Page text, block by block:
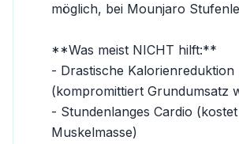
möglich, bei Mounjaro
**Was meist NICHT hilft:**
- Drastische Kalorienreduktion
(kompromittiert Grundumsatz
- Stundenlanges Cardio (kostet
Muskelmasse)